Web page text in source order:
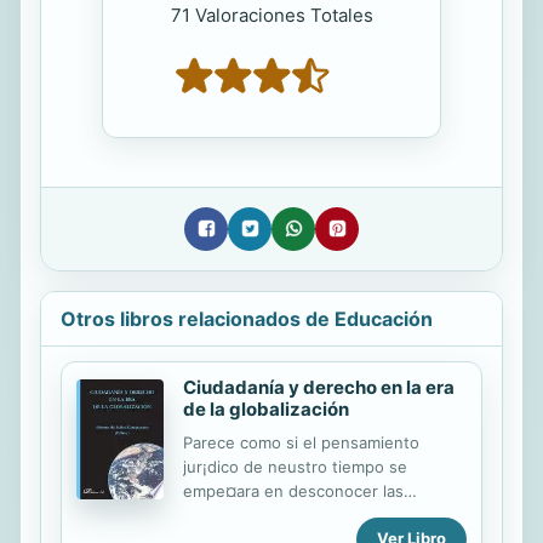
71 Valoraciones Totales
Otros libros relacionados de Educación
Ciudadanía y derecho en la era
de la globalización
Parece como si el pensamiento
jur¡dico de neustro tiempo se
empe¤ara en desconocer las
decisivas transformaciones que est n
operando, el albur de la
Ver Libro